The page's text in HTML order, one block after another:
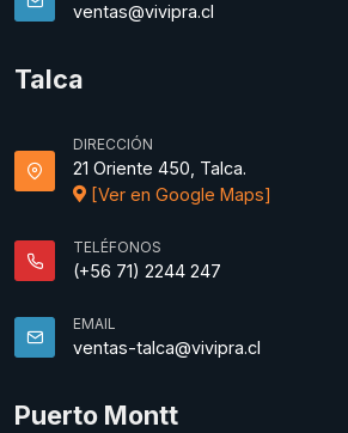
ventas@vivipra.cl
Talca
DIRECCIÓN
21 Oriente 450, Talca.
[Ver en Google Maps]
TELÉFONOS
(+56 71) 2244 247
EMAIL
ventas-talca@vivipra.cl
Puerto Montt